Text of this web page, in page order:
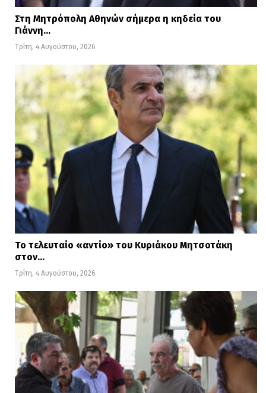
Στη Μητρόπολη Αθηνών σήμερα η κηδεία του
Γιάννη…
Τρίτη, 4 Αυγούστου, 2026
Το τελευταίο «αντίο» του Κυριάκου Μητσοτάκη
στον…
Τρίτη, 4 Αυγούστου, 2026